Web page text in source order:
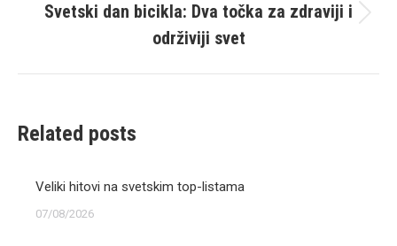
Next
post:
Svetski dan bicikla: Dva točka za zdraviji i
održiviji svet
Related posts
Veliki hitovi na svetskim top-listama
07/08/2026